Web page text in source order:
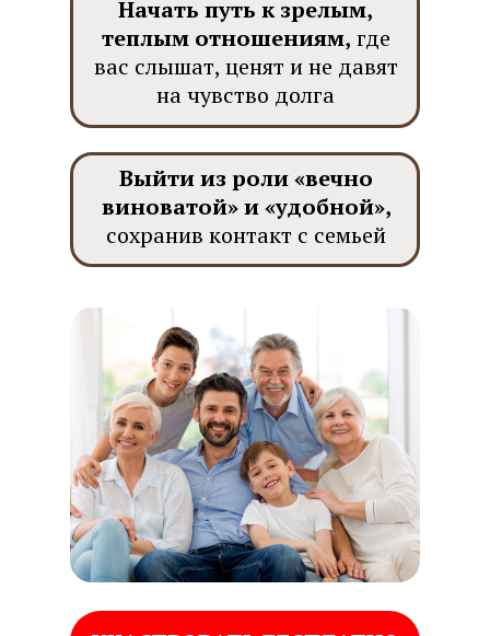
Выйти из роли «вечно
виноватой» и «удобной»,
сохранив контакт с семьей
Начать путь к зрелым,
теплым отношениям, где
вас слышат, ценят и не давят
на чувство долга